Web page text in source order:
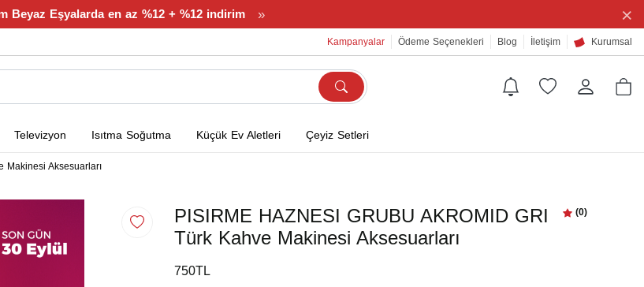
Beyaz Eşyalarda en az %12 + %12 indirim » ×
Kampanyalar Ödeme Seçenekleri Blog İletişim Kurumsal
Televizyon Isıtma Soğutma Küçük Ev Aletleri Çeyiz Setleri
Makinesi Aksesuarları
PISIRME HAZNESI GRUBU AKROMID GRI
Türk Kahve Makinesi Aksesuarları
(0)
750TL